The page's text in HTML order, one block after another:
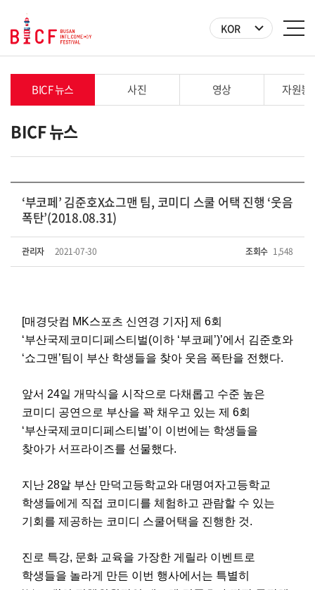
KOR
BICF 뉴스 사진 영상 자원봉
BICF 뉴스
‘부코페’ 김준호X쇼그맨 팀, 코미디 스쿨 어택 진행 ‘웃음
폭탄’(2018.08.31)
관리자 2021-07-30 조회수 1,548
[매경닷컴 MK스포츠 신연경 기자] 제 6회
‘부산국제코미디페스티벌(이하 ‘부코페’)’에서 김준호와
‘쇼그맨’팀이 부산 학생들을 찾아 웃음 폭탄을 전했다.
앞서 24일 개막식을 시작으로 다채롭고 수준 높은
코미디 공연으로 부산을 꽉 채우고 있는 제 6회
‘부산국제코미디페스티벌’이 이번에는 학생들을
찾아가 서프라이즈를 선물했다.
지난 28알 부산 만덕고등학교와 대명여자고등학교
학생들에게 직접 코미디를 체험하고 관람할 수 있는
기회를 제공하는 코미디 스쿨어택을 진행한 것.
진로 특강, 문화 교육을 가장한 게릴라 이벤트로
학생들을 놀라게 만든 이번 행사에서는 특별히